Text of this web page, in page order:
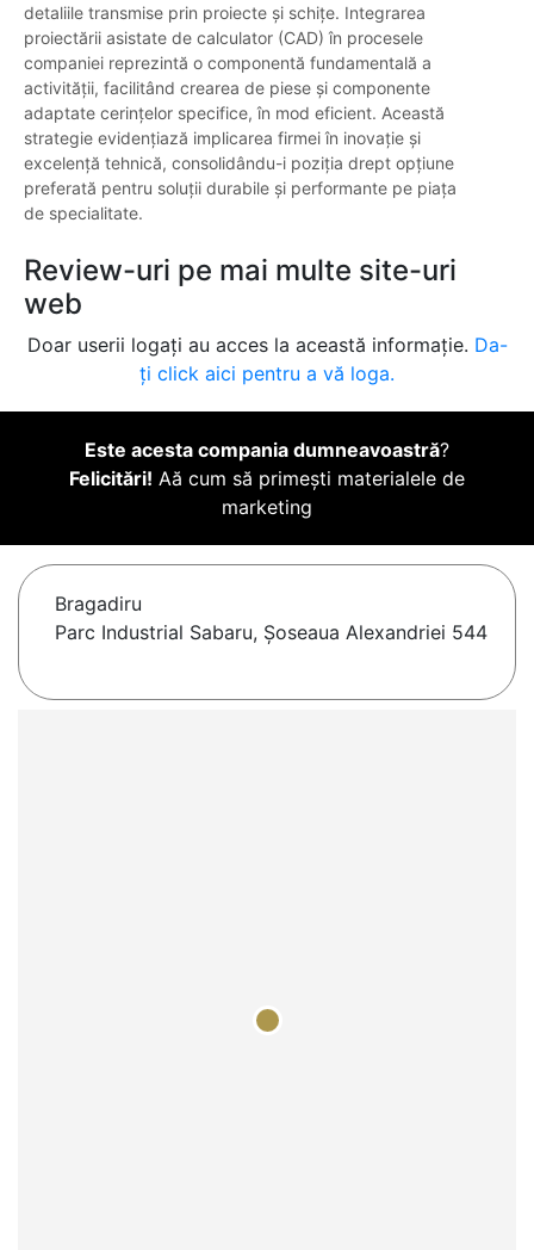
detaliile transmise prin proiecte și schițe. Integrarea
proiectării asistate de calculator (CAD) în procesele
companiei reprezintă o componentă fundamentală a
activității, facilitând crearea de piese și componente
adaptate cerințelor specifice, în mod eficient. Această
strategie evidențiază implicarea firmei în inovație și
excelență tehnică, consolidându-i poziția drept opțiune
preferată pentru soluții durabile și performante pe piața
de specialitate.
Review-uri pe mai multe site-uri
web
Doar userii logați au acces la această informație. Da-
ți click aici pentru a vă loga.
Este acesta compania dumneavoastră?
Felicitări! Aă cum să primești materialele de
marketing
Bragadiru
Parc Industrial Sabaru, Șoseaua Alexandriei 544